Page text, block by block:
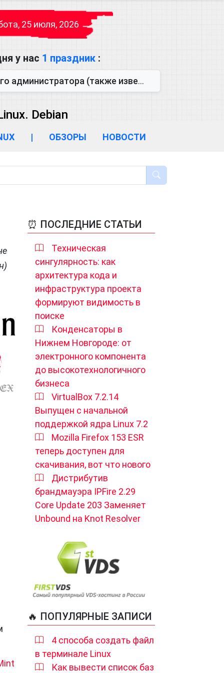
25 июля, 2026
у нас 1 праздник :
известен как День сисадмина) — праздник, который отмечается...
Debian
| ОБЗОРЫ НОВОСТИ
⏰ ПОСЛЕДНИЕ СТАТЬИ
Техническая
сингулярность: как
архитектура кода и
инфраструктура проекта
формируют видимость в
поиске
Конденсаторы в
Нижнем Новгороде: от
электронного компонента
до высокотехнологичного
бизнеса
VirtualBox 7.2.14
Выпущен с начальной
поддержкой ядра Linux 7.2
Mozilla Firefox 153 ESR
теперь доступен для
скачивания, вот что нового
Дистрибутив
брандмауэра IPFire 2.29
Core Update 203 Заменяет
Unbound на Knot Resolver
🔥 ПОПУЛЯРНЫЕ ЗАПИСИ
4 способа создать файл
в терминале Linux
Как вывести список баз